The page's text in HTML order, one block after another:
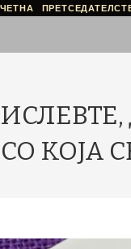
КОЈА